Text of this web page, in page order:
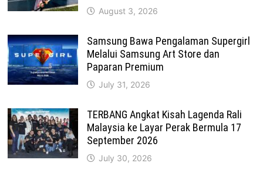
August 3, 2026
Samsung Bawa Pengalaman Supergirl
Melalui Samsung Art Store dan
Paparan Premium
July 31, 2026
TERBANG Angkat Kisah Lagenda Rali
Malaysia ke Layar Perak Bermula 17
September 2026
July 30, 2026